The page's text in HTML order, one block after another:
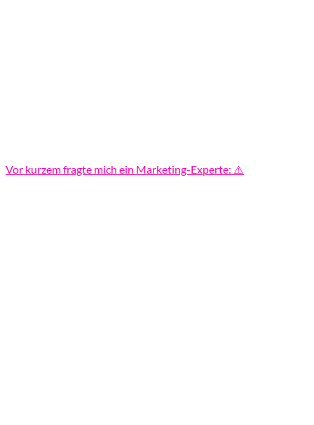
Vor kurzem fragte mich ein Marketing-Experte: ⚠️